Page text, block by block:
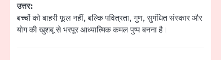
उत्तर:
बच्चों को बाहरी फूल नहीं, बल्कि पवित्रता, गुण, सुगंधित संस्कार और
योग की खुशबू से भरपूर आध्यात्मिक कमल पुष्प बनना है।